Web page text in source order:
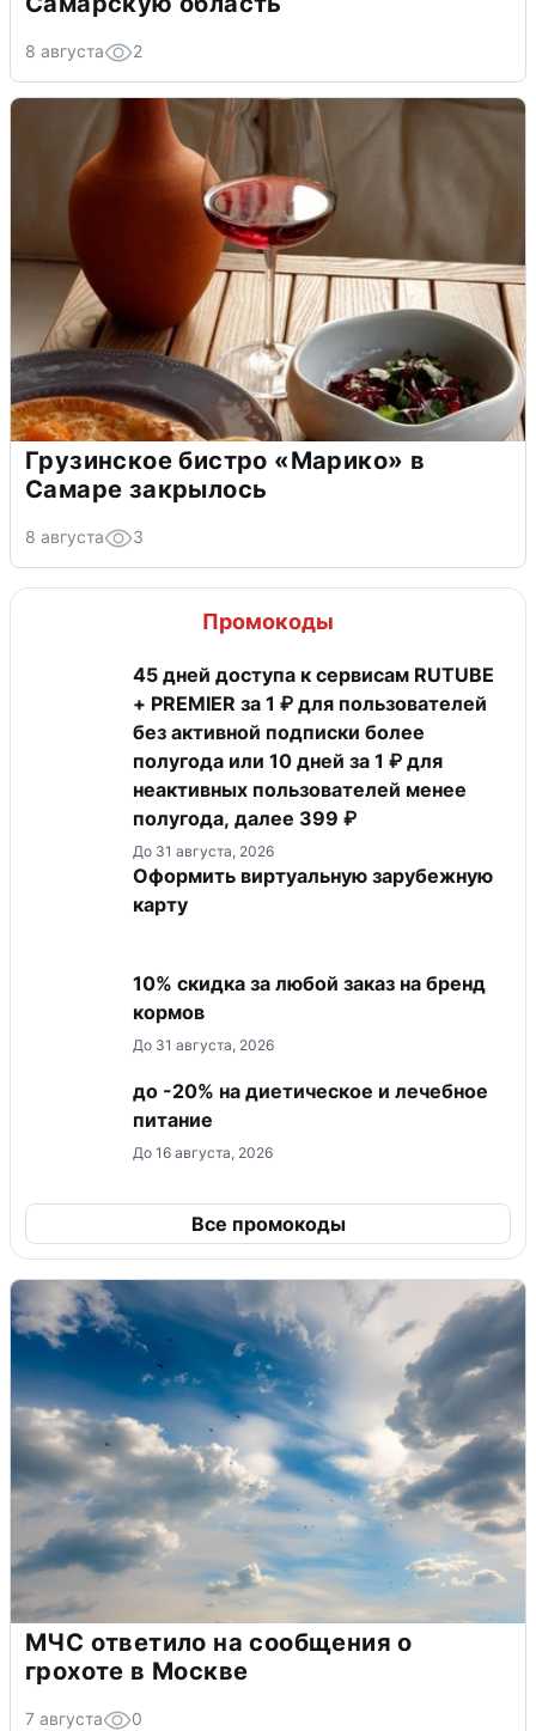
8 августа 2
Грузинское бистро «Марико» в
Самаре закрылось
8 августа 3
Промокоды
45 дней доступа к сервисам RUTUBE
+ PREMIER за 1 ₽ для пользователей
без активной подписки более
полугода или 10 дней за 1 ₽ для
неактивных пользователей менее
полугода, далее 399 ₽
До 31 августа, 2026
Оформить виртуальную зарубежную
карту
10% скидка за любой заказ на бренд
кормов
До 31 августа, 2026
до -20% на диетическое и лечебное
питание
До 16 августа, 2026
Все промокоды
МЧС ответило на сообщения о
грохоте в Москве
7 августа 0